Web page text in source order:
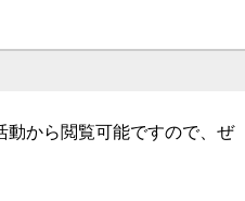
動から閲覧可能ですので、ぜ